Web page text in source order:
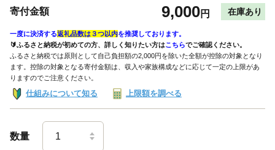
寄付金額 9,000円 在庫あり
一度に決済する返礼品数は３つ以内を推奨しております。
🔰ふるさと納税が初めての方、詳しく知りたい方はこちらでご確認ください。
ふるさと納税では原則として自己負担額の2,000円を除いた全額が控除の対象となり
ます。控除の対象となる寄付金額は、収入や家族構成などに応じて一定の上限があ
りますのでご注意ください。
仕組みについて知る 上限額を調べる
数量